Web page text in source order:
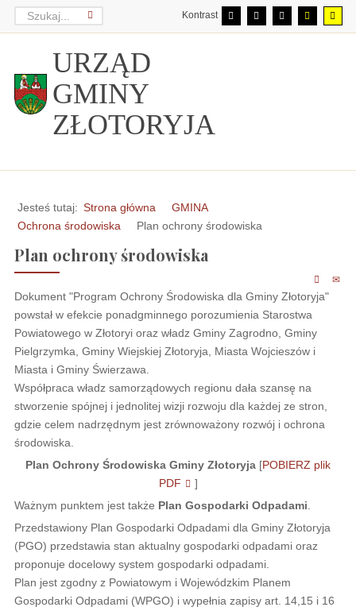
Kontrast
URZĄD
GMINY
ZŁOTORYJA
Jesteś tutaj: Strona główna
GMINA
Ochrona środowiska
Plan ochrony środowiska
Plan ochrony środowiska
Dokument "Program Ochrony Środowiska dla Gminy Złotoryja"
powstał w efekcie ponadgminnego porozumienia Starostwa
Powiatowego w Złotoryi oraz władz Gminy Zagrodno, Gminy
Pielgrzymka, Gminy Wiejskiej Złotoryja, Miasta Wojcieszów i
Miasta i Gminy Świerzawa.
Współpraca władz samorządowych regionu dała szansę na
stworzenie spójnej i jednolitej wizji rozwoju dla każdej ze stron,
gdzie celem nadrzędnym jest zrównoważony rozwój i ochrona
środowiska.
Plan Ochrony Środowiska Gminy Złotoryja [POBIERZ plik
PDF
]
Ważnym punktem jest także Plan Gospodarki Odpadami
Przedstawiony Plan Gospodarki Odpadami dla Gminy Złotoryja
(PGO) przedstawia stan aktualny gospodarki odpadami oraz
proponuje docelowy system gospodarki odpadami.
Plan jest zgodny z Powiatowym i Wojewódzkim Planem
Gospodarki Odpadami (WPGO) i wypełnia zapisy art. 14,15 i 16